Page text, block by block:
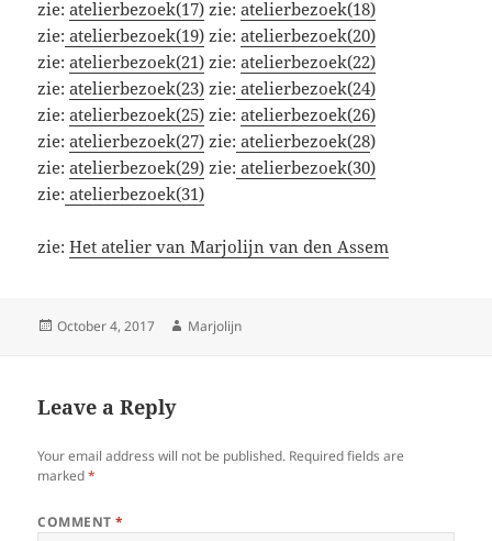
zie:atelierbezoek(17) zie:atelierbezoek(18)
zie: atelierbezoek(19) zie:atelierbezoek(20)
zie:atelierbezoek(21) zie:atelierbezoek(22)
zie:atelierbezoek(23) zie: atelierbezoek(24)
zie:atelierbezoek(25) zie:atelierbezoek(26)
zie:atelierbezoek(27) zie: atelierbezoek(28)
zie:atelierbezoek(29) zie: atelierbezoek(30)
zie: atelierbezoek(31)
zie:Het atelier van Marjolijn van den Assem
Posted
October 4, 2017 Author
Marjolijn
Leave a Reply
Your email address will not be published. Required fields are
marked*
COMMENT*